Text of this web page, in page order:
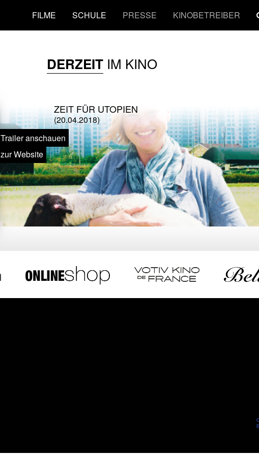
FILME SCHULE PRESSE KINOBETREIBER
DERZEITIM KINO
ZEIT FÜR UTOPIEN
(20.04.2018)
Trailer anschauen
zur Website